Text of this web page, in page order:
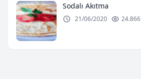
Sodalı Akıtma
21/06/2020 24.866